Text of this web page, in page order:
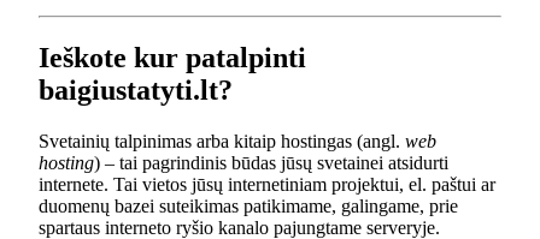
Ieškote kur patalpinti
baigiustatyti.lt?
Svetainių talpinimas arba kitaip hostingas (angl. web
hosting) – tai pagrindinis būdas jūsų svetainei atsidurti
internete. Tai vietos jūsų internetiniam projektui, el. paštui ar
duomenų bazei suteikimas patikimame, galingame, prie
spartaus interneto ryšio kanalo pajungtame serveryje.